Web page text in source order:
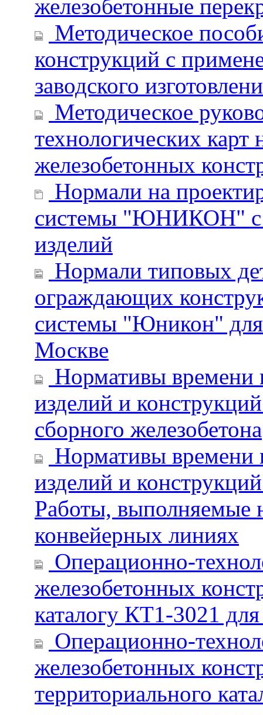
железобетонные
Методическое
конструкций с
заводского
Методическое
технологических карт
железобетонных
Нормали на
системы "ЮНИКОН" с
изделий
Нормали типовых
ограждающих
системы "Юникон" для
Москве
Нормативы времени
изделий и
сборного железобетона
Нормативы времени
изделий и
Работы, выполняемые
конвейерных линиях
Операционно-
железобетонных
каталогу КТ1-3021
Операционно-
железобетонных
территориального